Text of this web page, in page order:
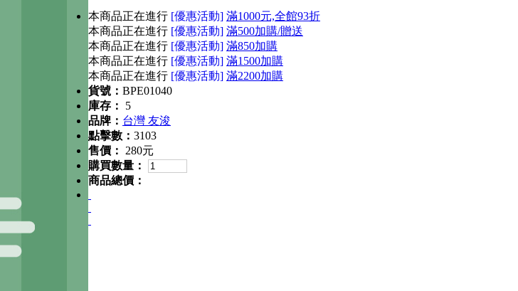
本商品正在進行 [優惠活動] 滿1000元,全館93折
本商品正在進行 [優惠活動] 滿500加購/贈送
本商品正在進行 [優惠活動] 滿850加購
本商品正在進行 [優惠活動] 滿1500加購
本商品正在進行 [優惠活動] 滿2200加購
貨號： BPE01040
庫存：
5
品牌： 台灣 友浚
點擊數： 3103
售價：
280元
購買數量：
商品總價：